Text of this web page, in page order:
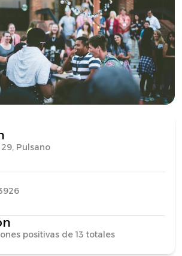
Pulsano
positivas de 13 totales